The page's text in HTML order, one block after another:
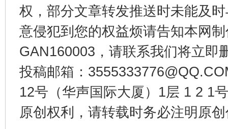
权，部分文章转发推送时未能及
意侵犯到您的权益烦请告知本网
GAN160003，请联系我们将立即
投稿邮箱：
12号（华声国际大厦）1层 1 2 1
原创权利，请转载时务必注明原